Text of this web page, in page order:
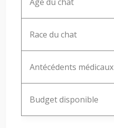
Race du chat
Antécédents médicaux
Budget disponible